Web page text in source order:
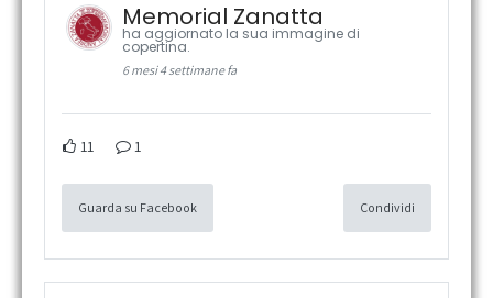
Memorial Zanatta
ha aggiornato la sua immagine di
copertina.
6 mesi 4 settimane fa
11 1
Guarda su Facebook Condividi